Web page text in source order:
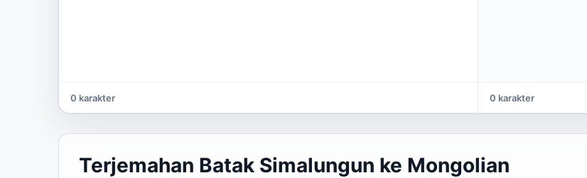
0 karakter 0 karakter
Terjemahan Batak Simalungun ke Mongolian